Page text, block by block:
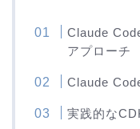
Claude
アプローチ
Claude
実践的な